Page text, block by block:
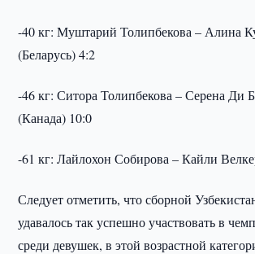
-40 кг: Муштарий Толипбекова – Алина
(Беларусь) 4:2
-46 кг: Ситора Толипбекова – Серена Ди
(Канада) 10:0
-61 кг: Лайлохон Собирова – Кайли
Следует отметить, что сборной
удавалось так успешно участвовать в
среди девушек, в этой возрастной